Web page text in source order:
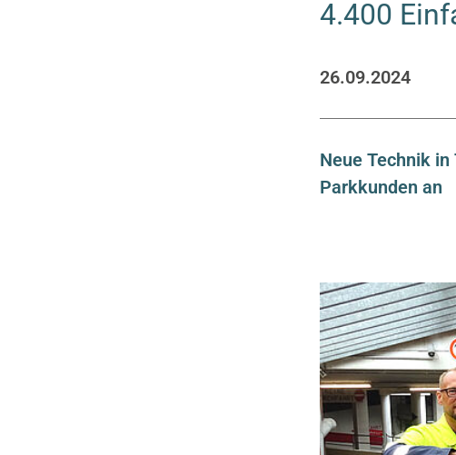
4.400
26.09.2024
Neue Technik
Parkkunden an